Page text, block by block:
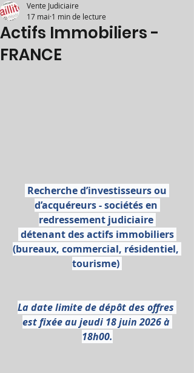
Actifs Immobiliers -
FRANCE
Vente Judiciaire
17 mai 1 min de lecture
d’acquéreurs - sociétés en
redressement judiciaire
(bureaux, commercial, résidentiel,
tourisme)
La date limite de dépôt des offres
est fixée au jeudi 18 juin 2026 à
18h00.